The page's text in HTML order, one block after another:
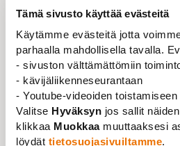
Tämä sivusto käyttää evästeitä
Käytämme evästeitä jotta
parhaalla mahdollisella tavalla.
- sivuston välttämättömiin
- kävijäliikenneseurantaan
- Youtube-videoiden toistamiseen
Valitse Hyväksyn jos sallit
klikkaa Muokkaamuuttaaksesi
löydät tietosuojasivuiltamme.
Miia Ijäs-Idrobo, FUURT senior
status of researcher’s
government programme
migration.
and
Antero Puhakka , chief shop
members’ experiences on the